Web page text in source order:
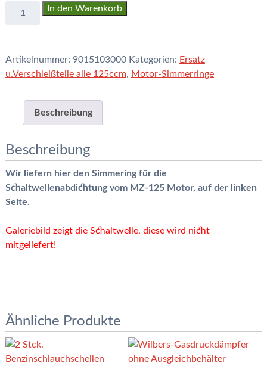
Simmerring
Menge
In den Warenkorb
Artikelnummer: 9015103000 Kategorien: Ersatz
u.Verschleißteile alle 125ccm, Motor-Simmerringe
Beschreibung
Beschreibung
Wir liefern hier den Simmering für die
Schaltwellenabdichtung vom MZ-125 Motor, auf der linken
Seite.
Galeriebild zeigt die Schaltwelle, diese wird nicht
mitgeliefert!
Ähnliche Produkte